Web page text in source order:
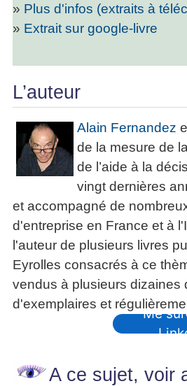
» Plus d'infos (extraits à
» Extrait sur google-livre
L’auteur
Alain Fernandez
de la mesure de
de l’aide à la
vingt dernières
et accompagné de
d'entreprise en France et à
l'auteur de plusieurs livres
Eyrolles consacrés à ce
vendus à plusieurs dizaines
d'exemplaires et
Me
A ce sujet, voir